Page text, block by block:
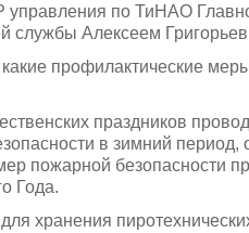
по ТиНАО
службы Алексеем
профилактические
праздников
в зимний
пожарной безопасности
Года.
хранения